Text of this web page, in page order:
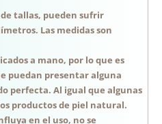
de tallas, pueden sufrir
Las medidas son
a mano, por lo que es
puedan presentar alguna
perfecta. Al igual que algunas
productos de piel natural.
en el uso, no se